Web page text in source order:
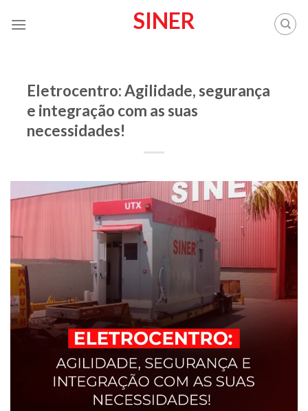
SINER
Eletrocentro: Agilidade, segurança
e integração com as suas
necessidades!